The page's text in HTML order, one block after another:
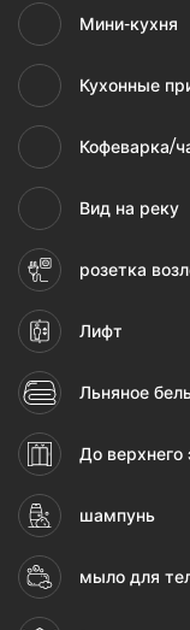
Мини-кухня
Кухонные
Кофеварка/
Вид на реку
розетка
Лифт
Льняное
До
шампунь
мыло для